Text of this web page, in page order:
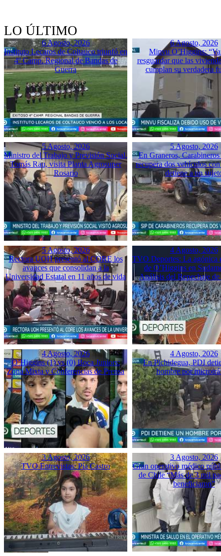
LO ÚLTIMO
6 Agosto, 2026
Instituto Lecaros de Coltauco triunfó en
4º Camp. Regional de Bandas de
Guerra
6 Agosto, 2026
Minvu O’Higgins:
resguardar que las
cumplan su verdadera
5 Agosto, 2026
Ministro del Trabajo y Previsión Social,
Tomás Rau, visita Planta Agrosuper
Rosario
5 Agosto, 2026
En Graneros,
recupera dos vehículos
detiene a un
5 Agosto, 2026
Rectora UOH presentó al CORE los
avances que consolidan a la
Universidad Estatal en 11 años de vida
4 Agosto, 2026
TVO Deportes: La agónica
de O’Higgins en
Análisis del Repechaje de
4 Agosto, 2026
O’Higgins (1) vs (0) Boca Juniors:
Zona Mixta y Conferencias de Prensa
4 Agosto, 2026
En Pichidegua, PDI
hombre por
3 Agosto, 2026
TVO Entrevistas: Pía Castro
3 Agosto, 2026
Gran operativo médico
de Chile “Más de 3 mil
beneficiaron”